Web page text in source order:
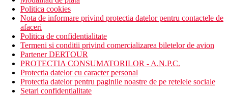
sezlonguri si umbrele contra cost
Activitati sportive gratuite
aquagym
sala de fitness
biciclete
piscine
teren de tenis
tenis de masa
Politica cookies
Nota de informare privind protectia datelor pentru contactele de
afaceri
Politica de confidentialitate
Termeni si conditii privind comercializarea biletelor de avion
Partener DERTOUR
PROTECTIA CONSUMATORILOR - A.N.P.C.
Protectia datelor cu caracter personal
Protectia datelor pentru paginile noastre de pe retelele sociale
Setari confidentialitate